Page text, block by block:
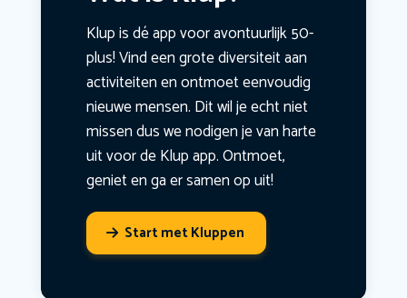
Klup is dé app voor avontuurlijk 50-
plus! Vind een grote diversiteit aan
activiteiten en ontmoet eenvoudig
nieuwe mensen. Dit wil je echt niet
missen dus we nodigen je van harte
uit voor de Klup app. Ontmoet,
geniet en ga er samen op uit!
Start met Kluppen